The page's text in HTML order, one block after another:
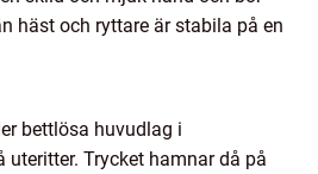
häst och ryttare är stabila på en
bettlösa huvudlag i
uteritter. Trycket hamnar då på